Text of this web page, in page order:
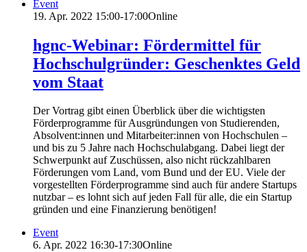
Event
19. Apr. 2022 15:00-17:00Online
hgnc-Webinar: Fördermittel für
Hochschulgründer: Geschenktes Geld
vom Staat
Der Vortrag gibt einen Überblick über die wichtigsten
Förderprogramme für Ausgründungen von Studierenden,
Absolvent:innen und Mitarbeiter:innen von Hochschulen –
und bis zu 5 Jahre nach Hochschulabgang. Dabei liegt der
Schwerpunkt auf Zuschüssen, also nicht rückzahlbaren
Förderungen vom Land, vom Bund und der EU. Viele der
vorgestellten Förderprogramme sind auch für andere Startups
nutzbar – es lohnt sich auf jeden Fall für alle, die ein Startup
gründen und eine Finanzierung benötigen!
Event
6. Apr. 2022 16:30-17:30Online